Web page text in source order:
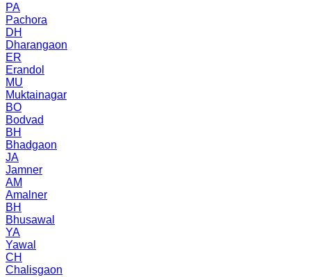
PA
Pachora
DH
Dharangaon
ER
Erandol
MU
Muktainagar
BO
Bodvad
BH
Bhadgaon
JA
Jamner
AM
Amalner
BH
Bhusawal
YA
Yawal
CH
Chalisgaon